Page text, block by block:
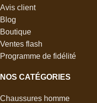
Avis client
Blog
Boutique
Ventes flash
Programme de fidélité
NOS CATÉGORIES
Chaussures homme